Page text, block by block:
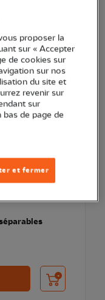
Ajouter au
proposer la
sur « Accepter
de cookies sur
sur nos
du site et
revenir sur
sur
bas de page de
et fermer